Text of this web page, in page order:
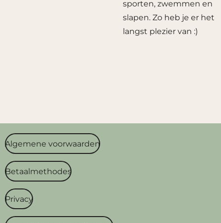
sporten, zwemmen en
slapen. Zo heb je er het
langst plezier van :)
Algemene voorwaarden
Betaalmethodes
Privacy